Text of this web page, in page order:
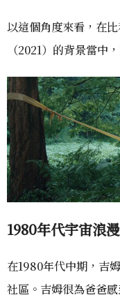
以這個角度來看，在
（2021）的背景當中
1980年代宇宙浪
在1980年代中期，吉
社區。吉姆很為爸爸